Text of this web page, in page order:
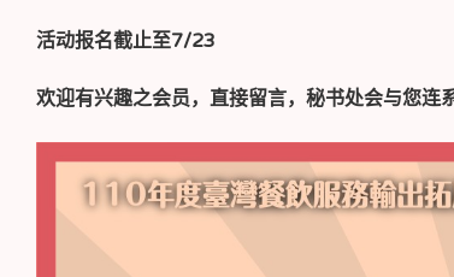
活动报名截止至7/23
欢迎有兴趣之会员，直接留言，秘书处会与您连